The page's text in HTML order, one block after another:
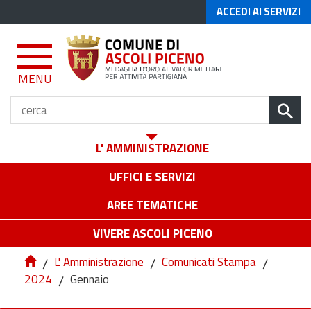
ACCEDI AI SERVIZI
MENU
L' AMMINISTRAZIONE
UFFICI E SERVIZI
AREE TEMATICHE
VIVERE ASCOLI PICENO
/ L' Amministrazione / Comunicati Stampa /
2024 / Gennaio